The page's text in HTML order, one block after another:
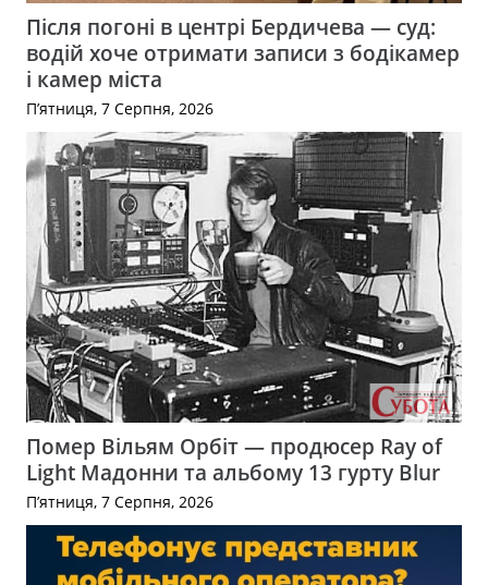
Після погоні в центрі Бердичева — суд:
водій хоче отримати записи з бодікамер
і камер міста
П’ятниця, 7 Серпня, 2026
Помер Вільям Орбіт — продюсер Ray of
Light Мадонни та альбому 13 гурту Blur
П’ятниця, 7 Серпня, 2026